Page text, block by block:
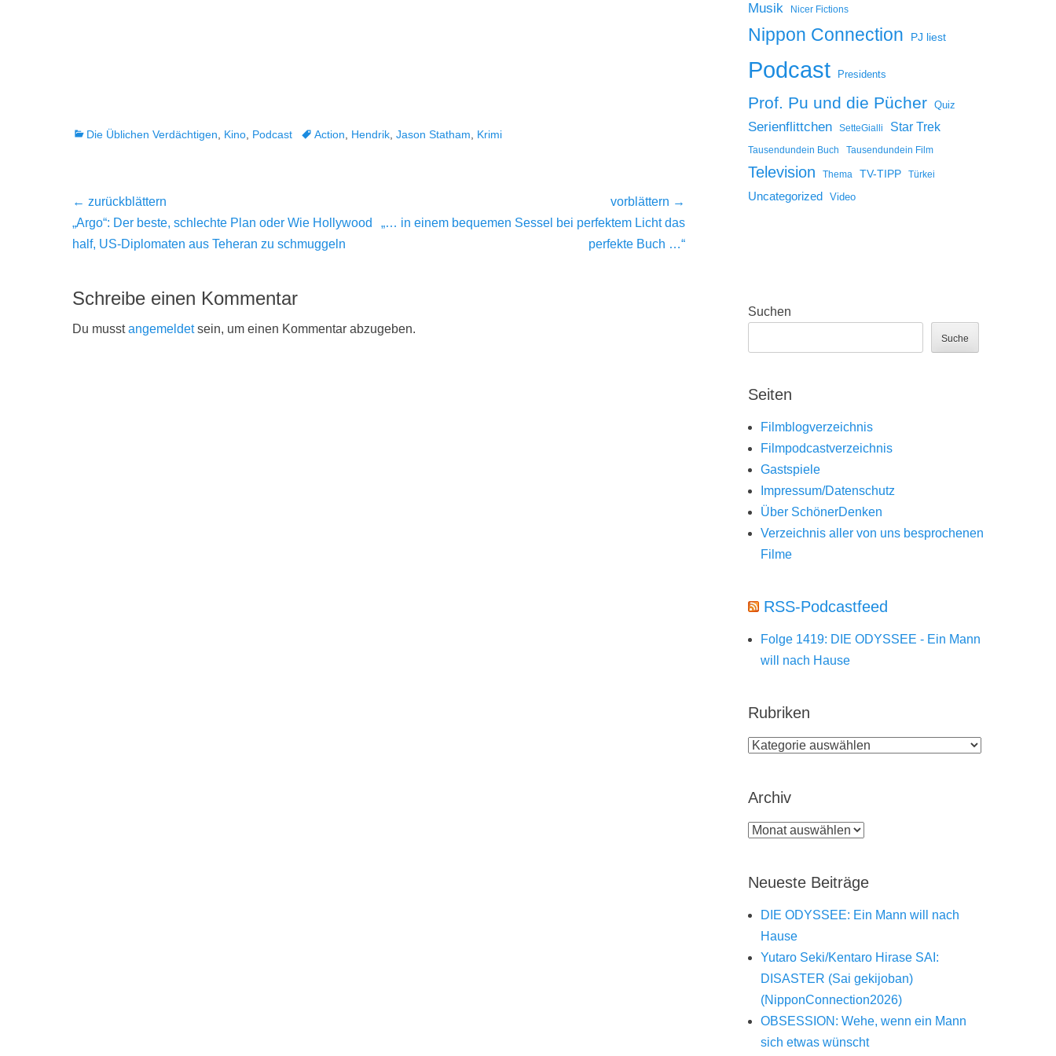
Kategorien
Die Üblichen Verdächtigen Kino Podcast TagsAction Hendrik Jason Statham Krimi
Beitragsnavigation
← zurückblättern
Vorheriger
Beitrag:
„Argo“: Der beste, schlechte Plan oder Wie Hollywood
half, US-Diplomaten aus Teheran zu schmuggeln
vorblättern →
Nächster
„… in einem bequemen Sessel bei perfektem Licht das
perfekte Buch …“
Schreibe einen Kommentar
Du musstangemeldetsein, um einen Kommentar abzugeben.
Musik Nicer Fictions
Nippon Connection PJ liest
Podcast Presidents
Prof. Pu und die Pücher Quiz
Serienflittchen SetteGialli Star Trek
Tausendundein Buch Tausendundein Film
Television Thema TV-TIPP Türkei
Uncategorized Video
Suchen
Suche
Seiten
Filmblogverzeichnis
Filmpodcastverzeichnis
Gastspiele
Impressum/Datenschutz
Über SchönerDenken
Verzeichnis aller von uns besprochenen
Filme
RSS-Podcastfeed
Folge 1419: DIE ODYSSEE - Ein Mann
will nach Hause
Rubriken
Rubriken
Archiv
Archiv
Neueste Beiträge
DIE ODYSSEE: Ein Mann will nach
Hause
Yutaro Seki/Kentaro Hirase SAI:
DISASTER (Sai gekijoban)
(NipponConnection2026)
OBSESSION: Wehe, wenn ein Mann
sich etwas wünscht